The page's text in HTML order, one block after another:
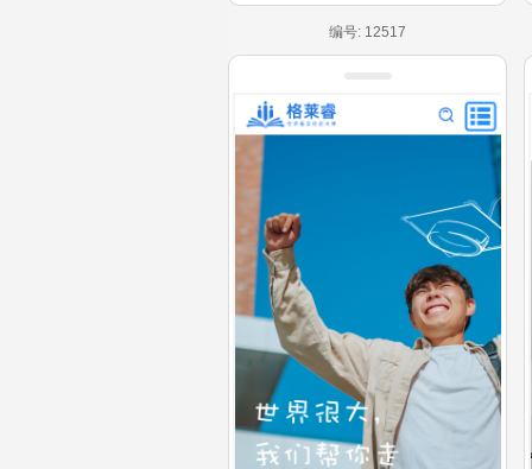
编号: 12517